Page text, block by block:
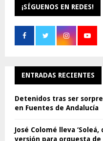
¡SÍGUENOS EN REDES!
ENTRADAS RECIENTES
Detenidos tras ser
en Fuentes de Andalucía
José Colomé lleva
versión para orquesta de